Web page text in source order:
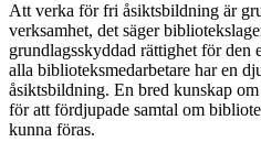
Att verka för fri åsiktsbildning är
verksamhet, det säger
grundlagsskyddad rättighet för
alla biblioteksmedarbetare har en
åsiktsbildning. En bred kunskap
för att fördjupade samtal om
kunna föras.